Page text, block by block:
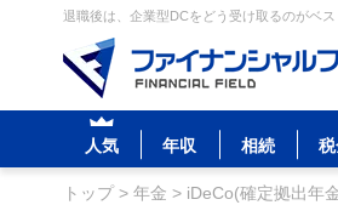
退職後は、企業型DCをどう受け取るのがベ
人気 年収 相続
トップ> 年金 > iDeCo(確定拠出年